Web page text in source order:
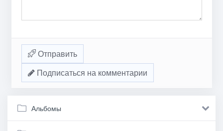
Отправить
Подписаться на комментарии
Альбомы